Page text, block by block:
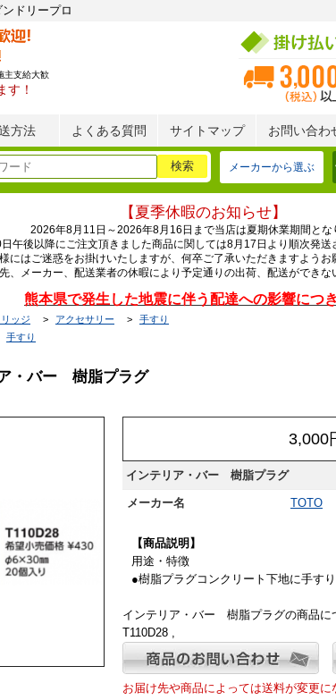
ドリープロ
主支給大歓
す！
方法 よくある質問 サイトマップ お問い合わ
メーカーから選ぶ
【夏季休暇のお知らせ】
2026年8月11日～2026年8月16日まで当店は夏期休業期間とな
日午後以降にご注文頂きました商品に関しては8月17日より順次発送
にはご迷惑をお掛けいたしますが、何卒ご了承いただきますようお
、メーカー、配送業者の休暇により予定通りの出荷、配送ができな
熊本県で発生した地震に伴う配達への影響につ
ッジ アクセサリー
手すり
手すり
ア・バー 樹脂プラグ
3,000
インテリア・バー 樹脂プラグ
メーカー名 TOTO
【商品説明】
用途・特徴
●樹脂プラグコンクリート下地に手す
インテリア・バー 樹脂プラグの商品に
T110D28 ,
お届け先や商品によっては送料が変更に